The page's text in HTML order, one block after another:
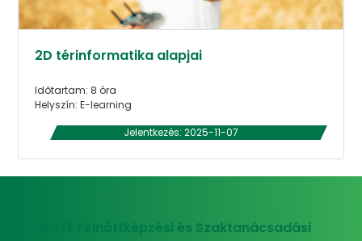
2D térinformatika alapjai
Időtartam: 8 óra
Helyszín: E-learning
Jelentkezés: 2025-11-07
MATE Felnőttképzési és Szaktanácsadási